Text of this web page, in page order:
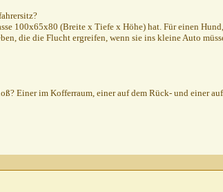
100x65x80 (Breite x Tiefe x Höhe) hat. Für einen
die die Flucht ergreifen, wenn sie ins kleine Auto
Einer im Kofferraum, einer auf dem Rück- und einer